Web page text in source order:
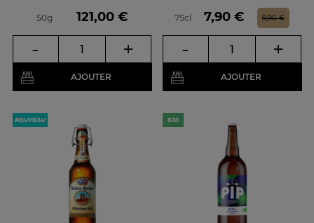
50g Prix
121,00 €
- +
AJOUTER
75cl Prix
7,90 €Prix de base
9,90 €
- +
AJOUTER